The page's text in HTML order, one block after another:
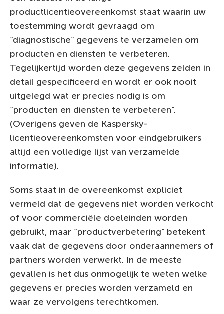
productlicentieovereenkomst staat waarin uw
toestemming wordt gevraagd om
“diagnostische” gegevens te verzamelen om
producten en diensten te verbeteren.
Tegelijkertijd worden deze gegevens zelden in
detail gespecificeerd en wordt er ook nooit
uitgelegd wat er precies nodig is om
“producten en diensten te verbeteren”.
(Overigens geven de Kaspersky-
licentieovereenkomsten voor eindgebruikers
altijd een volledige lijst van verzamelde
informatie).
Soms staat in de overeenkomst expliciet
vermeld dat de gegevens niet worden verkocht
of voor commerciële doeleinden worden
gebruikt, maar “productverbetering” betekent
vaak dat de gegevens door onderaannemers of
partners worden verwerkt. In de meeste
gevallen is het dus onmogelijk te weten welke
gegevens er precies worden verzameld en
waar ze vervolgens terechtkomen.